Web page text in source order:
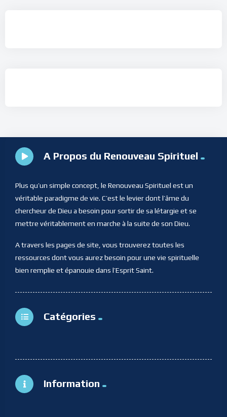
A Propos du Renouveau Spirituel
Plus qu’un simple concept, le Renouveau Spirituel est un
véritable paradigme de vie. C’est le levier dont l’âme du
chercheur de Dieu a besoin pour sortir de sa létargie et se
mettre véritablement en marche à la suite de son Dieu.
A travers les pages de site, vous trouverez toutes les
ressources dont vous aurez besoin pour une vie spirituelle
bien remplie et épanouie dans l’Esprit Saint.
Catégories
Information